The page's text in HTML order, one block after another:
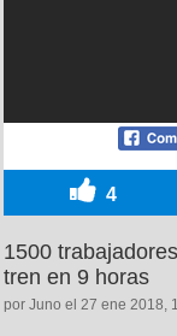
4
1500
tren en 9 horas
por Juno el 27 ene 2018,